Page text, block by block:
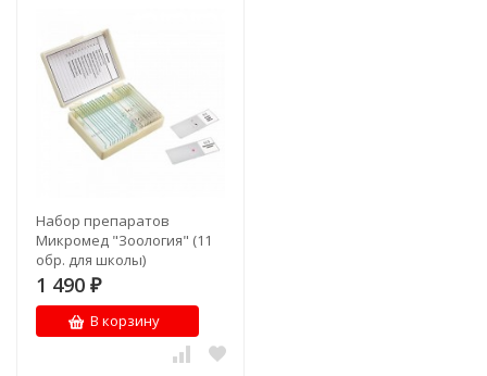
Набор препаратов
Микромед "Зоология" (11
обр. для школы)
1 490 ₽
В корзину